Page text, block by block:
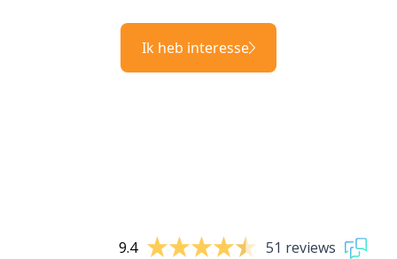
Ik heb interesse
9.4 51 reviews